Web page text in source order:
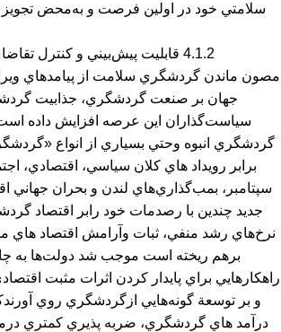
سلامتي خود در اولين فرصت و به‌محض تجويز
4.1.2 قابليت پيش‌بيني و كنترل‌ تقاضاي گردشگري سلامت
مصون ماندن گردشگري سلامت از پيامدهاي
جهان بر صنعت گردشگري، جذابيت
سياست‌گذاران اين عرصه افزايش داده
گردشگري انبوه وحتي بسياري از انواع
سپتامبر، بمب‌گذاري‌هاي لندن و بحران جهاني
جديد چندين با رصدمات خود رابر اقتصاد
نرخ‌هاي رشد منفي، ثبات وآرامش اقتصاد هاي
برهم ريخته است موجب شد دولت‌ها به
راهكارهايي براي پايدار كردن اثرات مثبت
و بر توسعة گونه‌هايي ازگردشگري روي
درآمد هاي گردشگري، ضربه‌ پذيري كمتري